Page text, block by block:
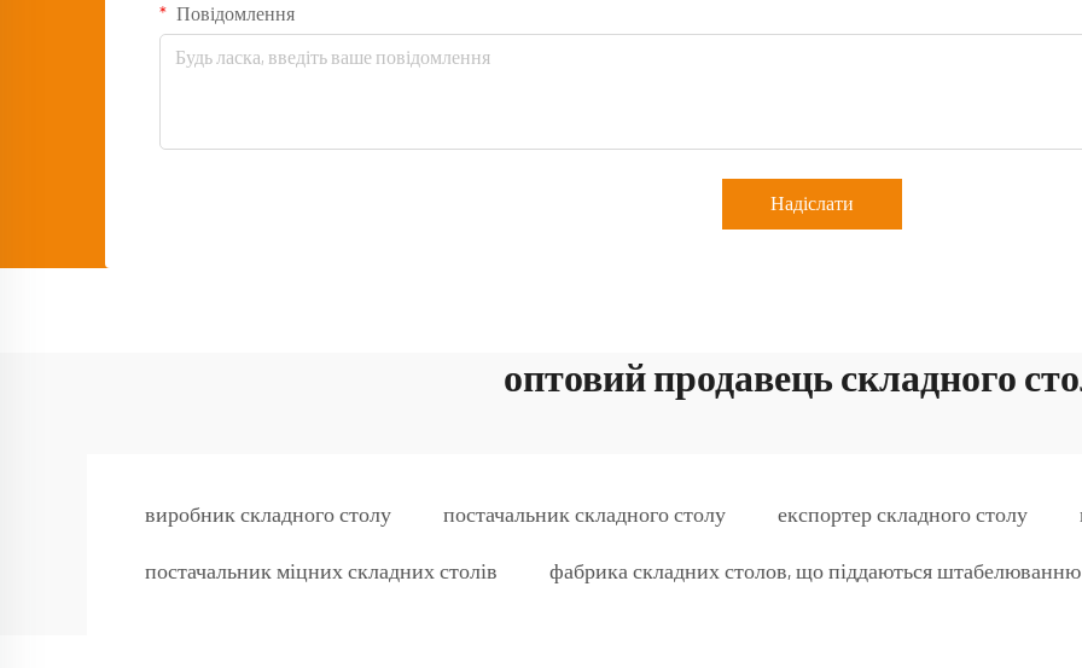
Повідомлення
Надіслати
оптовий продавець складного
виробник складного столу постачальник складного столу експортер складного столу
постачальник міцних складних столів фабрика складних столов, що піддаються штабелюванню